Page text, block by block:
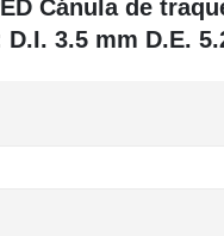
Cánula de
3.5 mm D.E.